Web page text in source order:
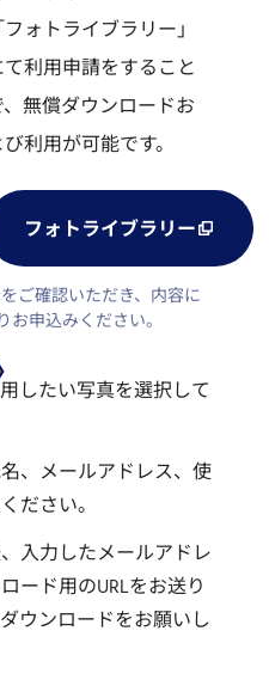
フォトライブラリー」
て利用申請をすること
、無償ダウンロードお
び利用が可能です。
フォトライブラリー
ご確認いただき、内容に
申込みください。
したい写真を選択して
、メールアドレス、使
ださい。
入力したメールアドレ
ード用のURLをお送り
ウンロードをお願いし